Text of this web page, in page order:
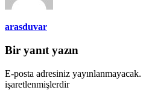
arasduvar
Bir yanıt yazın
E-posta adresiniz yayınlanmayacak.
işaretlenmişlerdir